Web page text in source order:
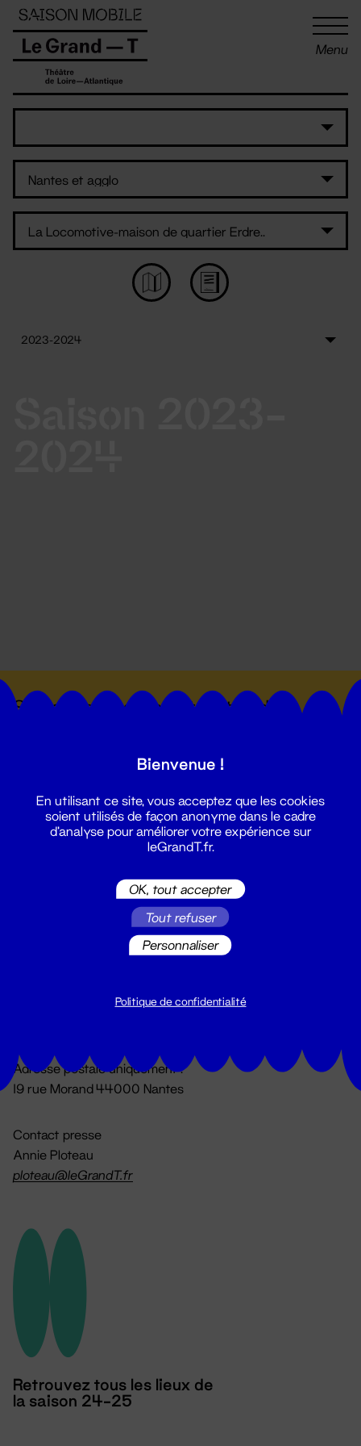
Menu
Suivez toutes les actualités du
Du lundi au vendredi 14h → 18h
Adresse postale uniquement :
19 rue Morand 44000 Nantes
Contact presse
Annie Ploteau
ploteau@leGrandT.fr
Retrouvez tous les lieux de
la saison 24-25
Panneau de gestion des cookies
Bienvenue !
En utilisant ce site, vous acceptez que les cookies
soient utilisés de façon anonyme dans le cadre
d'analyse pour améliorer votre expérience sur
leGrandT.fr.
OK, tout accepter
Tout refuser
Personnaliser
Politique de confidentialité